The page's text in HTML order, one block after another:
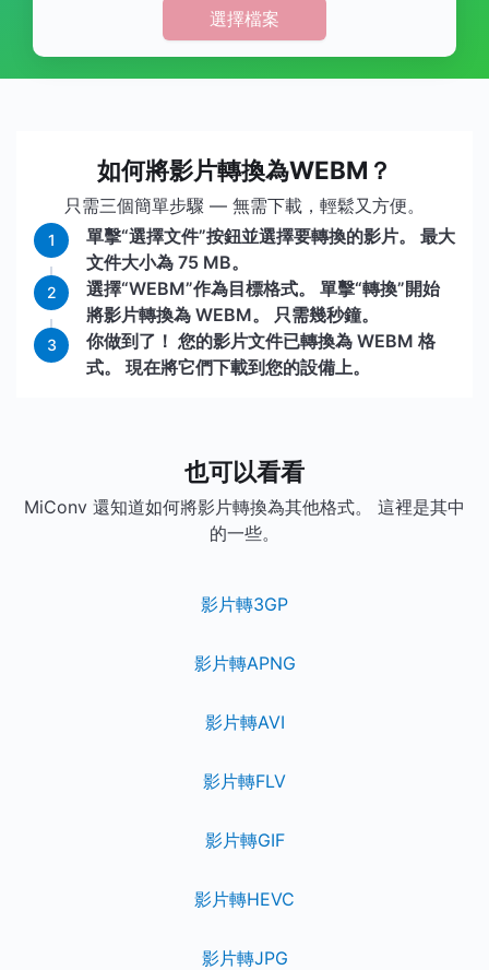
選擇檔案
如何將影片轉換為WEBM？
只需三個簡單步驟 — 無需下載，輕鬆又方便。
1
單擊“選擇文件”按鈕並選擇要轉換的影片。 最大
文件大小為 75 MB。
2
選擇“WEBM”作為目標格式。 單擊“轉換”開始
將影片轉換為 WEBM。 只需幾秒鐘。
3
你做到了！ 您的影片文件已轉換為 WEBM 格
式。 現在將它們下載到您的設備上。
也可以看看
MiConv 還知道如何將影片轉換為其他格式。 這裡是其中
的一些。
影片轉3GP
影片轉APNG
影片轉AVI
影片轉FLV
影片轉GIF
影片轉HEVC
影片轉JPG